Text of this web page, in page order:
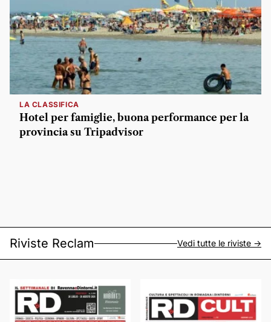
LA CLASSIFICA
Hotel per famiglie, buona performance per la
provincia su Tripadvisor
Riviste Reclam Vedi tutte le riviste ->